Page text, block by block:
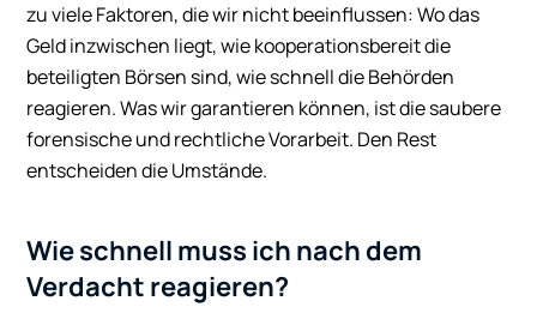
zu viele Faktoren, die wir nicht beeinflussen: Wo das
Geld inzwischen liegt, wie kooperationsbereit die
beteiligten Börsen sind, wie schnell die Behörden
reagieren. Was wir garantieren können, ist die saubere
forensische und rechtliche Vorarbeit. Den Rest
entscheiden die Umstände.
Wie schnell muss ich nach dem
Verdacht reagieren?